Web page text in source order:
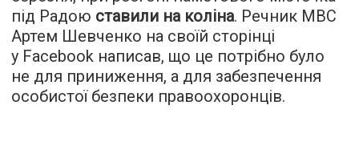
під Радою ставили на коліна. Речник МВС
Артем Шевченко на своїй сторінці
у Facebook написав, що це потрібно було
не для приниження, а для забезпечення
особистої безпеки правоохоронців.